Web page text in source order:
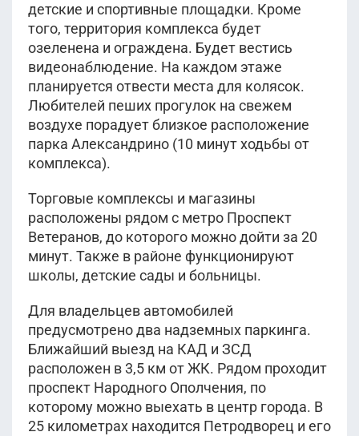
детские и спортивные площадки. Кроме
того, территория комплекса будет
озеленена и ограждена. Будет вестись
видеонаблюдение. На каждом этаже
планируется отвести места для колясок.
Любителей пеших прогулок на свежем
воздухе порадует близкое расположение
парка Александрино (10 минут ходьбы от
комплекса).
Торговые комплексы и магазины
расположены рядом с метро Проспект
Ветеранов, до которого можно дойти за 20
минут. Также в районе функционируют
школы, детские сады и больницы.
Для владельцев автомобилей
предусмотрено два надземных паркинга.
Ближайший выезд на КАД и ЗСД
расположен в 3,5 км от ЖК. Рядом проходит
проспект Народного Ополчения, по
которому можно выехать в центр города. В
25 километрах находится Петродворец и его